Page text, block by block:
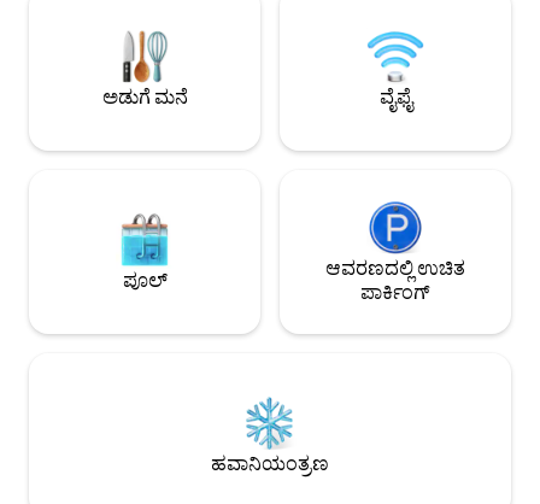
ನಿಮ್ಮ ಕಾರನ್ನು ನಿಲ್ಲಿಸಬಹುದು. ದಯವಿಟ್ಟು
ಆನ್‌ಲೈನ್‌ನಲ್ಲಿ ಸ್ಥಳವನ್ನು ಬುಕ್ ಮಾಡಿ.
ಕಲ್ಪಿಸುತ್ತದೆ, ಇದು
ಗುಂಪುಗಳಿಗೆ
ಅಡುಗೆ ಮನೆ ವೈಫೈ
ಪೂಲ್
ಆವರಣದಲ್ಲಿ ಉಚಿತ
ಪಾರ್ಕಿಂಗ್
ಹವಾನಿಯಂತ್ರಣ